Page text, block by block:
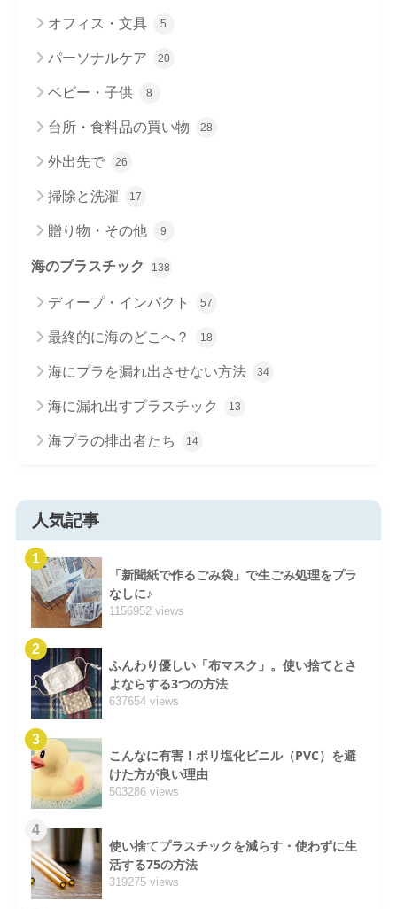
オフィス・文具 5
パーソナルケア 20
ベビー・子供 8
台所・食料品の買い物 28
外出先で 26
掃除と洗濯 17
贈り物・その他 9
海のプラスチック 138
ディープ・インパクト 57
最終的に海のどこへ？ 18
海にプラを漏れ出させない方法 34
海に漏れ出すプラスチック 13
海プラの排出者たち 14
人気記事
1
「新聞紙で作るごみ袋」で生ごみ処理をプラ
なしに♪
1156952 views
2
ふんわり優しい「布マスク」。使い捨てとさ
よならする3つの方法
637654 views
3
こんなに有害！ポリ塩化ビニル（PVC）を避
けた方が良い理由
503286 views
4
使い捨てプラスチックを減らす・使わずに生
活する75の方法
319275 views